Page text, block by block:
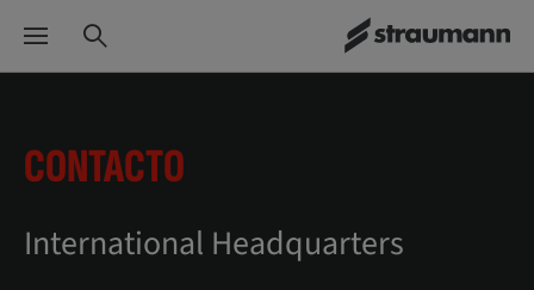
CONTACTO
International Headquarters